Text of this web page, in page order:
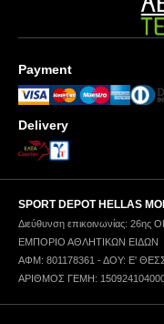
Payment
Delivery
SPORT DEPOT HELLAS
Διεύθυνση επικοινωνίας:
ΕΜΠΟΡΙΟ ΑΘΛΗΤΙΚΩΝ ΕΙΔΩΝ
ΑΦΜ: 801178361 - ΔΟΥ: Ε'
ΑΡΙΘΜΟΣ ΓΕΜΗ: